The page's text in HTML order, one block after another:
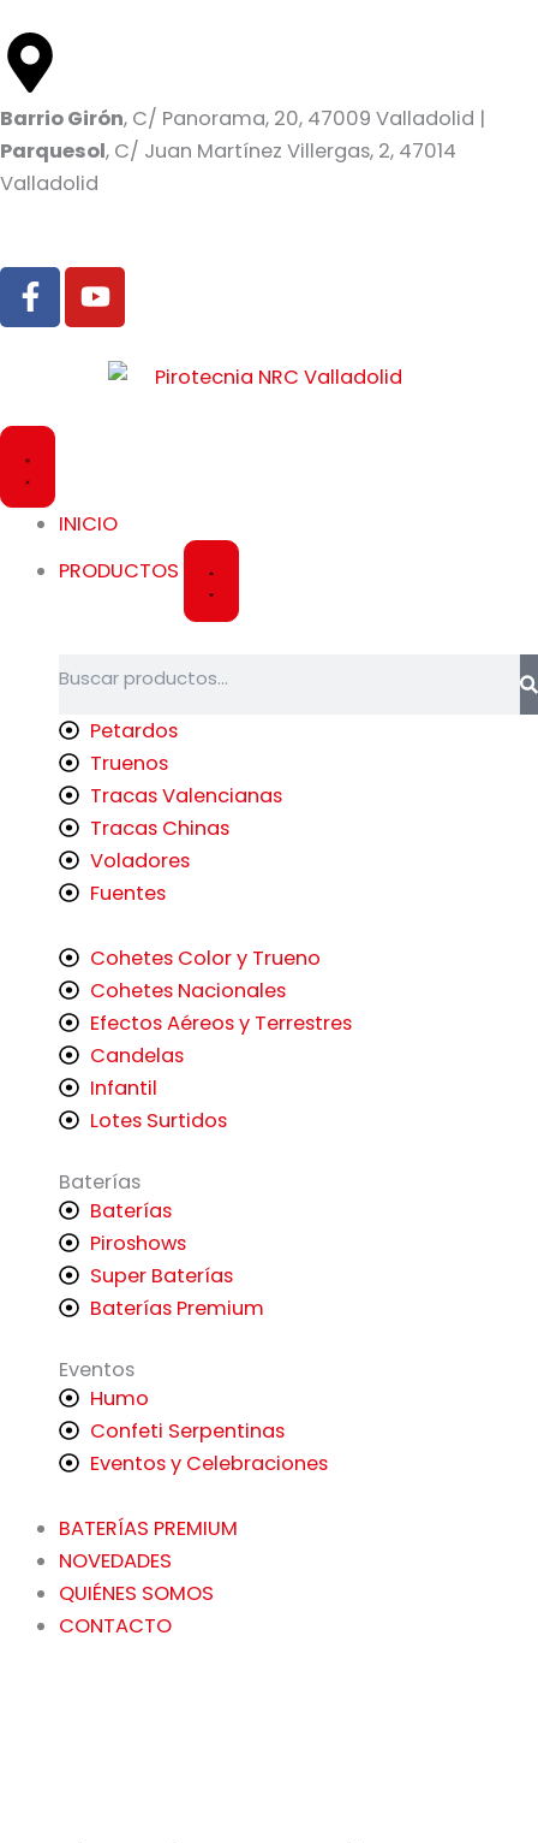
al
contenido
Barrio Girón, C/ Panorama, 20, 47009 Valladolid |
Parquesol, C/ Juan Martínez Villergas, 2, 47014
Valladolid
F
a
c
o
o
k
-
Y
o
u
INICIO
PRODUCTOS
Petardos
Truenos
Tracas Valencianas
Tracas Chinas
Voladores
Fuentes
Cohetes Color y Trueno
Cohetes Nacionales
Efectos Aéreos y Terrestres
Candelas
Infantil
Lotes Surtidos
Baterías
Baterías
Piroshows
Super Baterías
Baterías Premium
Eventos
Humo
Confeti Serpentinas
Eventos y Celebraciones
BATERÍAS PREMIUM
NOVEDADES
QUIÉNES SOMOS
CONTACTO